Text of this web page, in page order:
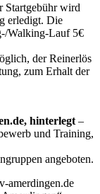
Startgebühr wird
erledigt. Die
Walking-Lauf 5€
der Reinerlös
zum Erhalt der
hinterlegt –
und Training,
angeboten.
amerdingen.de